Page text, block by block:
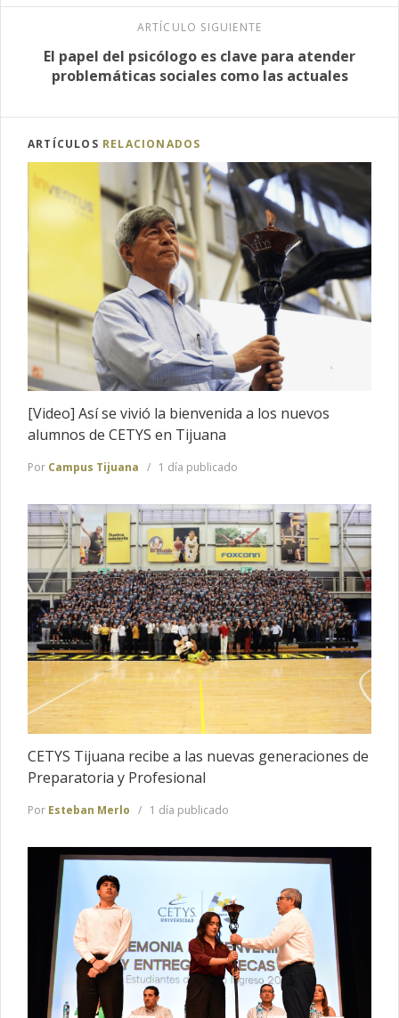
ARTÍCULO SIGUIENTE
El papel del psicólogo es clave para atender
problemáticas sociales como las actuales
ARTÍCULOS RELACIONADOS
[Video] Así se vivió la bienvenida a los nuevos
alumnos de CETYS en Tijuana
Por Campus Tijuana 1 día publicado
CETYS Tijuana recibe a las nuevas generaciones de
Preparatoria y Profesional
Por Esteban Merlo 1 día publicado